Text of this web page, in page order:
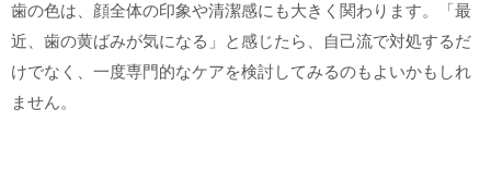
歯の色は、顔全体の印象や清潔感にも大きく関わります。「最
近、歯の黄ばみが気になる」と感じたら、自己流で対処するだ
けでなく、一度専門的なケアを検討してみるのもよいかもしれ
ません。